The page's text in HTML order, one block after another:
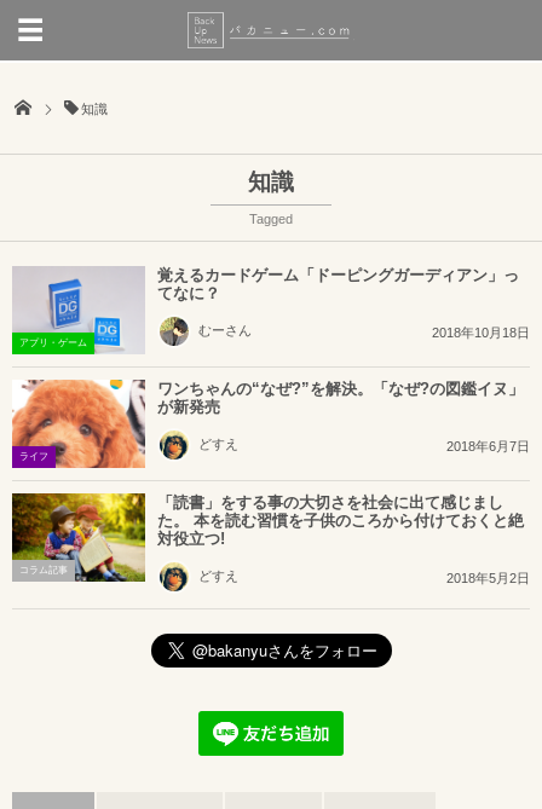
知識
知識
Tagged
アプリ・ゲーム
覚えるカードゲーム「ドーピングガーディアン」っ
てなに？
むーさん 2018年10月18日
ライフ
ワンちゃんの“なぜ?”を解決。「なぜ?の図鑑イヌ」
が新発売
どすえ 2018年6月7日
コラム記事
「読書」をする事の大切さを社会に出て感じまし
た。 本を読む習慣を子供のころから付けておくと絶
対役立つ!
どすえ 2018年5月2日